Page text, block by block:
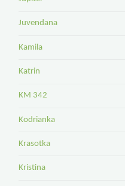
Juvendana
Kamila
Katrin
KM 342
Kodrianka
Krasotka
Kristina